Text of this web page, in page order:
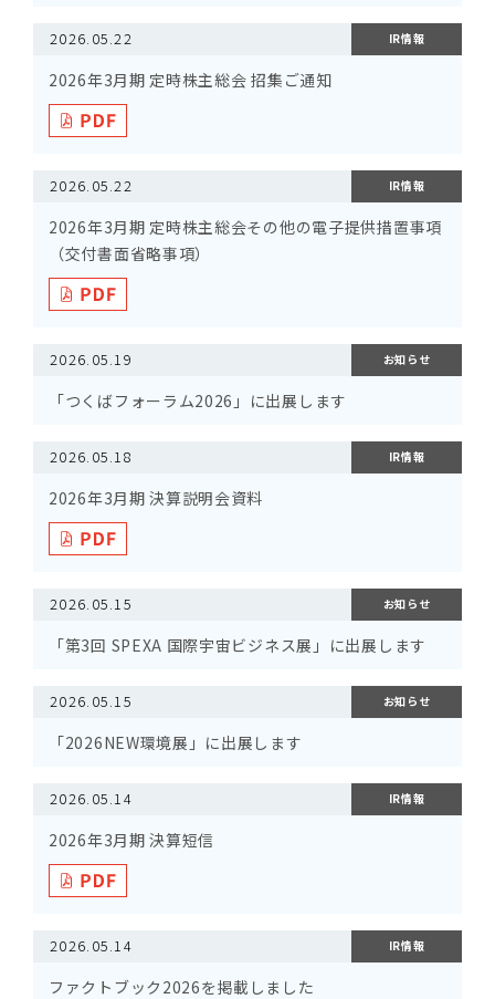
2026.05.22 IR情報
2026年3月期 定時株主総会 招集ご通知
2026.05.22 IR情報
2026年3月期 定時株主総会その他の電子提供措置事項
（交付書面省略事項）
2026.05.19 お知らせ
「つくばフォーラム2026」に出展します
2026.05.18 IR情報
2026年3月期 決算説明会資料
2026.05.15 お知らせ
「第3回 SPEXA 国際宇宙ビジネス展」に出展します
2026.05.15 お知らせ
「2026NEW環境展」に出展します
2026.05.14 IR情報
2026年3月期 決算短信
2026.05.14 IR情報
ファクトブック2026を掲載しました